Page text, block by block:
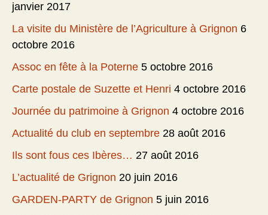
janvier 2017
La visite du Ministère de l’Agriculture à Grignon 6
octobre 2016
Assoc en fête à la Poterne 5 octobre 2016
Carte postale de Suzette et Henri 4 octobre 2016
Journée du patrimoine à Grignon 4 octobre 2016
Actualité du club en septembre 28 août 2016
Ils sont fous ces Ibères… 27 août 2016
L’actualité de Grignon 20 juin 2016
GARDEN-PARTY de Grignon 5 juin 2016